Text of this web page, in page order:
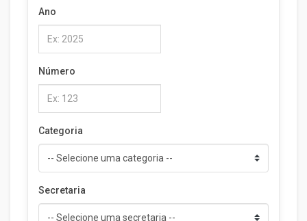
Ano
Número
Categoria
Secretaria